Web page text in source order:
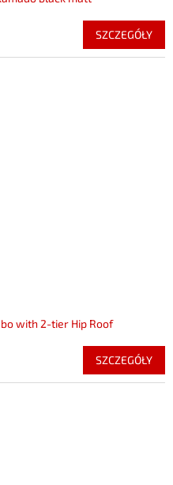
SZCZEGÓŁY
with 2-tier Hip Roof
SZCZEGÓŁY